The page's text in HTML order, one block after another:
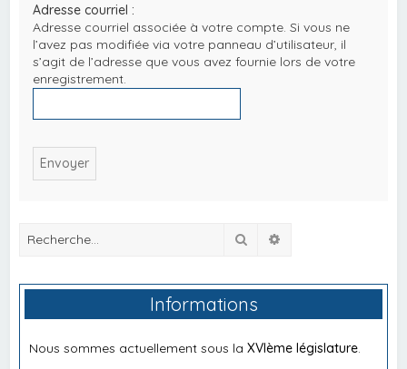
Adresse courriel :
Adresse courriel associée à votre compte. Si vous ne
l’avez pas modifiée via votre panneau d’utilisateur, il
s’agit de l’adresse que vous avez fournie lors de votre
enregistrement.
Rechercher
Informations
Nous sommes actuellement sous laXVIème législature